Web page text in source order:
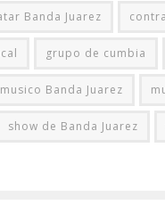
Banda Juarez
grupo de cumbia
musico Banda Juarez
show de Banda Juarez